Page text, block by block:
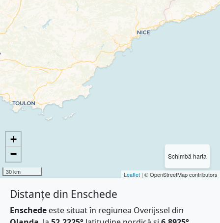
Schimbă harta
+
−
30 km Leaflet | © OpenStreetMap contributors
Distanțe din Enschede
Enschede este situat în regiunea Overijssel din